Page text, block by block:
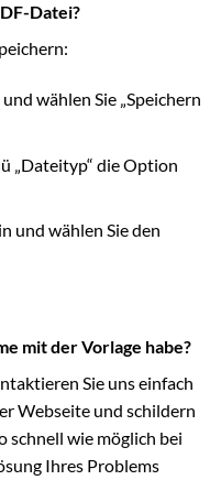
Datei?
wählen Sie „Speichern
„Dateityp“ die Option
und wählen Sie den
mit der Vorlage habe?
Sie uns einfach
Webseite und schildern
schnell wie möglich bei
Ihres Problems